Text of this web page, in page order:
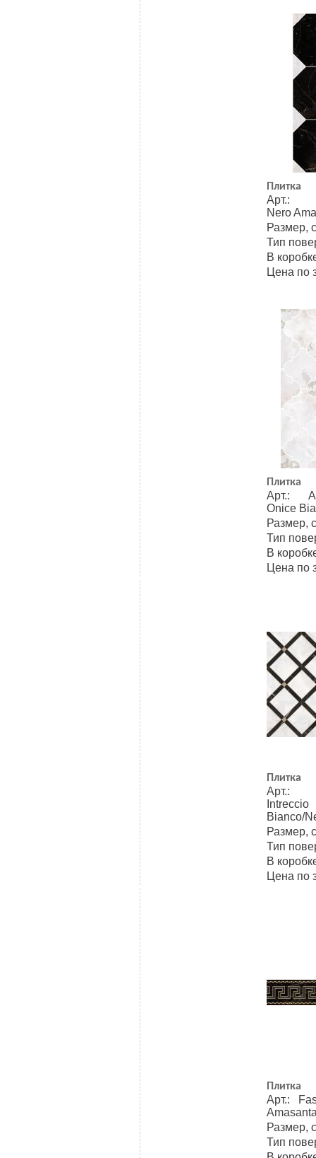
Плитка
Арт.:
Nero
Размер,
Тип
В
Цена по
Плитка
Арт.:
Onice
Размер,
Тип
В
Цена по
Плитка
Арт.:
Intreccio
Bianco/
Размер,
Тип
В
Цена по
Плитка
Арт.:
Размер,
Тип